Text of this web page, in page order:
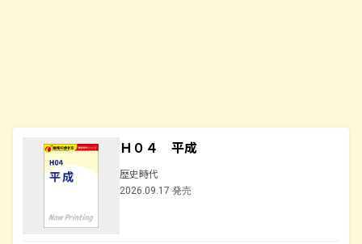
Ｈ０４ 平成
歴史時代
2026.09.17 発売